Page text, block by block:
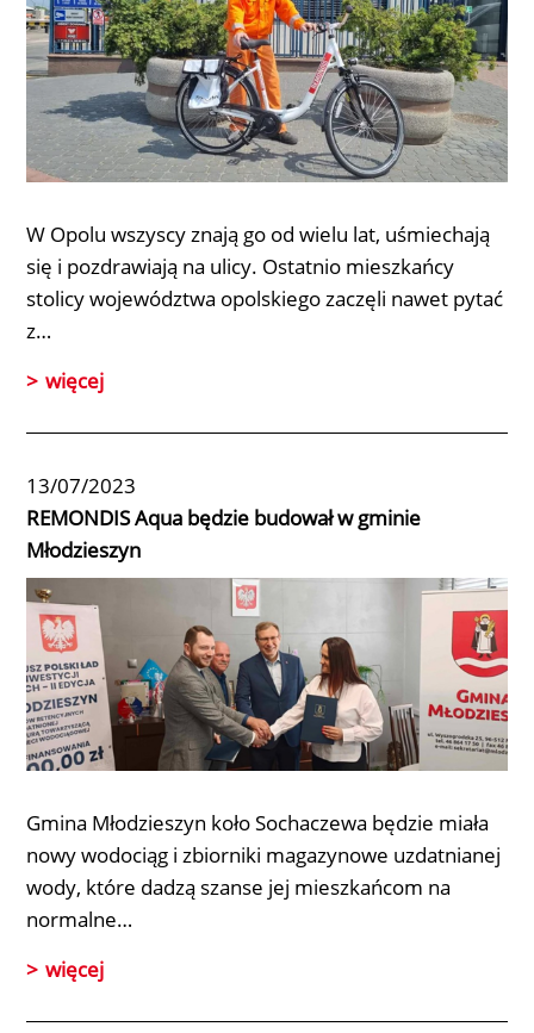
W Opolu wszyscy znają go od wielu lat, uśmiechają
się i pozdrawiają na ulicy. Ostatnio mieszkańcy
stolicy województwa opolskiego zaczęli nawet pytać
z…
więcej
13/07/2023
REMONDIS Aqua będzie budował w gminie
Młodzieszyn
Gmina Młodzieszyn koło Sochaczewa będzie miała
nowy wodociąg i zbiorniki magazynowe uzdatnianej
wody, które dadzą szanse jej mieszkańcom na
normalne…
więcej